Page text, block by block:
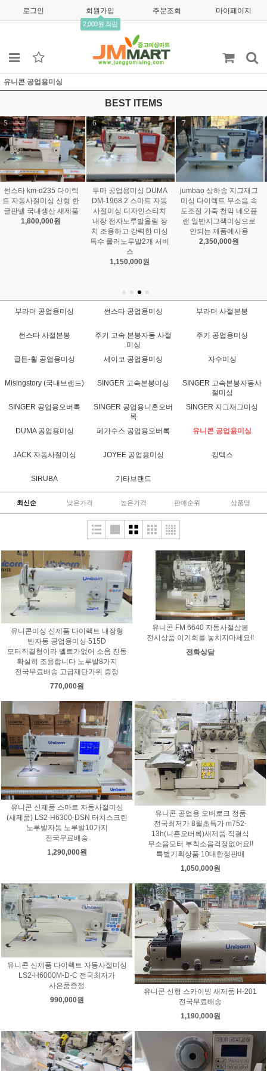
로그인 회원가입
2,000원 적립
주문조회 마이페이지
유니콘 공업용미싱
BEST ITEMS
7
jumbao 상하송 지그재그
미싱 다이렉트 무소음 속
도조절 가죽 천막 네오플
랜 일반지그잭미싱으로
8
타킹 스카이빙 taking tk-8
01d 다이렉트모터 스카이
빙 벨트가없어 소음 진동
확실히 달라요
1,200,000원
9
공업용미싱 원단재단기
무선재단기 RCS-125 4
단계 속도조절 라이트(제
품은 125사이즈로 발송됩
니다)
230,000원
부라더 공업용미싱 썬스타 공업용미싱 부라더 사절본봉
썬스타 사절본봉
주키 고속 본봉자동 사절
미싱
주키 공업용미싱
골든-휠 공업용미싱 세이코 공업용미싱 자수미싱
Misingstory (국내브랜드) SINGER 고속본봉미싱
SINGER 고속본봉자동사
절미싱
SINGER 공업용오버록
SINGER 공업용니혼오버
록
SINGER 지그재그미싱
DUMA 공업용미싱 페가수스 공업용오버록 유니콘 공업용미싱
JACK 자동사절미싱 JOYEE 공업용미싱 킹텍스
SIRUBA 기타브랜드
최신순 낮은가격 높은가격 판매순위 상품명
유니콘미싱 신제품 다이렉트 내장형
반자동 공업용미싱 515D
모터직결형이라 벨트가없어 소음 진동
확실히 조용합니다 노루발8가지
전국무료배송 고급재단가위 증정
770,000원
유니콘 FM 6640 자동사절삼봉
전시상품 이기회를 놓치지마세요!!
전화상담
유니콘 신제품 스마트 자동사절미싱
(새제품) LS2-H6300-DSN 터치스크린
노루발자동 노루발10가지
전국무료배송
1,290,000원
유니콘 공업용 오버로크 정품
전국최저가 8월초특가 m752-
13h(니혼오버록)새제품 직결식
무소음모터 부착소음걱정없어요!!
특별기획상품 10대한정판매
1,050,000원
유니콘 신제품 다이렉트 자동사절미싱
LS2-H6000M-D-C 전국최저가
사은품증정
990,000원
유니콘 신형 스카이빙 새제품 H-201
전국무료배송
1,190,000원